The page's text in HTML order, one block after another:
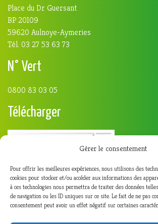
Gérer le consentement
Pour offrir les meilleures expériences, nous utilisons des
cookies pour stocker et/ou accéder aux informations des
à ces technologies nous permettra de traiter des données
de navigation ou les ID uniques sur ce site. Le fait de ne pas
consentement peut avoir un effet négatif sur certaines
Place du Dr Guersant
BP 20109
59620 Aulnoye-Aymeries
Tél. 03 27 53 63 73
N° Vert
0800 83 03 05
Télécharger